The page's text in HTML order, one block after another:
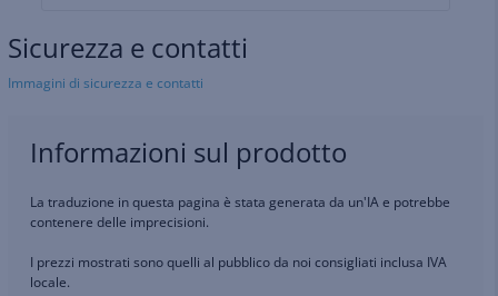
Sicurezza e contatti
Immagini di sicurezza e contatti
Informazioni sul prodotto
La traduzione in questa pagina è stata generata da un'IA e potrebbe
contenere delle imprecisioni.
I prezzi mostrati sono quelli al pubblico da noi consigliati inclusa IVA
locale.